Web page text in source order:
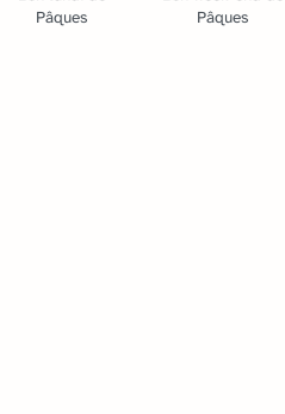
Pâques
Pâques